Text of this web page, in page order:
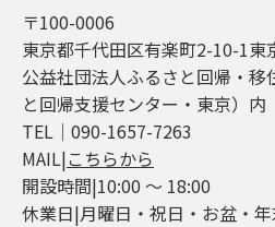
〒100-0006
東京都千代田区有楽町2-10-1東
公益社団法人ふるさと回帰・移
と回帰支援センター・東京）内
TEL│090-1657-7263
MAIL|こちらから
開設時間|10:00 ～ 18:00
休業日|月曜日・祝日・お盆・